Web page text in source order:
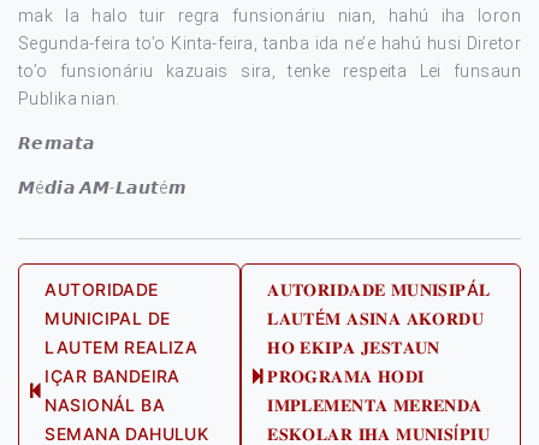
mak la halo tuir regra funsionáriu nian, hahú iha loron
Segunda-feira to’o Kinta-feira, tanba ida ne’e hahú husi Diretor
to’o funsionáriu kazuais sira, tenke respeita Lei funsaun
Publika nian.
𝙍𝙚𝙢𝙖𝙩𝙖
𝙈é𝙙𝙞𝙖 𝘼𝙈-𝙇𝙖𝙪𝙩é𝙢
Post
navigation
Previous
post:
AUTORIDADE
MUNICIPAL DE
LAUTEM REALIZA
IÇAR BANDEIRA
NASIONÁL BA
SEMANA DAHULUK
Next
post:
𝐀𝐔𝐓𝐎𝐑𝐈𝐃𝐀𝐃𝐄 𝐌𝐔𝐍𝐈𝐒𝐈𝐏Á𝐋
𝐋𝐀𝐔𝐓É𝐌 𝐀𝐒𝐈𝐍𝐀 𝐀𝐊𝐎𝐑𝐃𝐔
𝐇𝐎 𝐄𝐊𝐈𝐏𝐀 𝐉𝐄𝐒𝐓𝐀𝐔𝐍
𝐏𝐑𝐎𝐆𝐑𝐀𝐌𝐀 𝐇𝐎𝐃𝐈
𝐈𝐌𝐏𝐋𝐄𝐌𝐄𝐍𝐓𝐀 𝐌𝐄𝐑𝐄𝐍𝐃𝐀
𝐄𝐒𝐊𝐎𝐋𝐀𝐑 𝐈𝐇𝐀 𝐌𝐔𝐍𝐈𝐒Í𝐏𝐈𝐔